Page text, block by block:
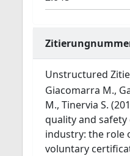
Unstructured
Giacomarra M.,
M., Tinervia S.
quality and
industry: the role
voluntary